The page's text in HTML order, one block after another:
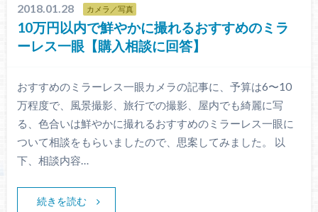
2018.01.28 カメラ／写真
10万円以内で鮮やかに撮れるおすすめのミラ
ーレス一眼【購入相談に回答】
おすすめのミラーレス一眼カメラの記事に、予算は6〜10
万程度で、風景撮影、旅行での撮影、屋内でも綺麗に写
る、色合いは鮮やかに撮れるおすすめのミラーレス一眼に
ついて相談をもらいましたので、思案してみました。 以
下、相談内容…
続きを読む